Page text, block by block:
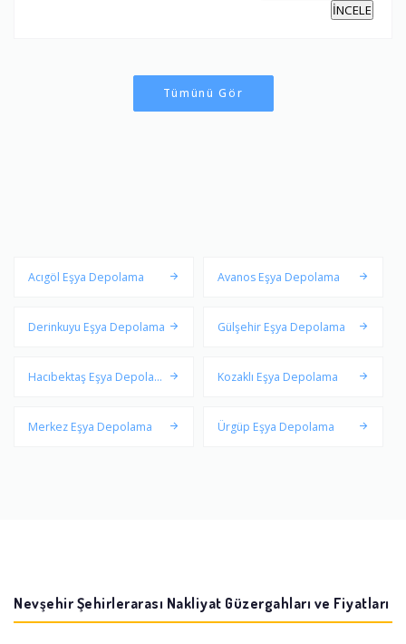
İNCELE
Tümünü Gör
Acıgöl Eşya Depolama Avanos Eşya Depolama
Derinkuyu Eşya Depolama Gülşehir Eşya Depolama
Hacıbektaş Eşya Depolam
Kozaklı Eşya Depolama
Merkez Eşya Depolama Ürgüp Eşya Depolama
Nevşehir Şehirlerarası Nakliyat Güzergahları ve Fiyatları